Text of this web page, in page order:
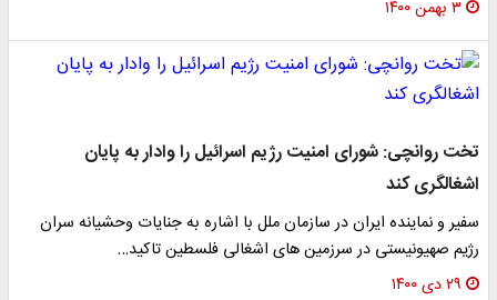
۳ بهمن ۱۴۰۰
تخت روانچی: شورای امنیت رژیم اسرائیل را وادار به پایان
اشغالگری کند
سفیر و نماینده ایران در سازمان ملل با اشاره به جنایات وحشیانه سران
رژیم صهیونیستی در سرزمین های اشغالی فلسطین تاکید…
۲۹ دی ۱۴۰۰